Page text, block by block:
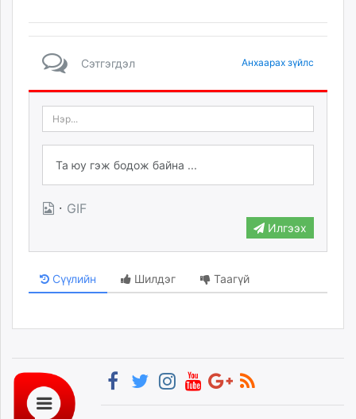
Сэтгэгдэл Анхаарах зүйлс
· GIF
Илгээх
Сүүлийн Шилдэг Таагүй